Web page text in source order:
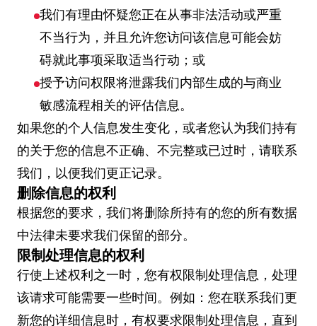
我们有理由怀疑您正在从事非法活动或严重
不当行为，并且允许您访问该信息可能会妨
碍就此事项采取适当行动；或
授予访问权限将泄露我们内部生成的与商业
敏感流程相关的评估信息。
如果您的个人信息发生变化，或者您认为我们持有
的关于您的信息不正确、不完整或已过时，请联系
我们，以便我们更正记录。
删除信息的权利
根据您的要求，我们将删除所持有的您的所有数据
中法律未要求我们保留的部分。
限制处理信息的权利
行使上述权利之一时，您有权限制处理信息，处理
该请求可能需要一些时间。例如：您在联系我们更
新您的详细信息时，有权要求限制处理信息，直到